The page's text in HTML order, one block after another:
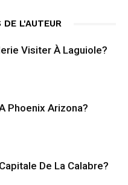
DE L'AUTEUR
Visiter À Laguiole?
Phoenix Arizona?
De La Calabre?